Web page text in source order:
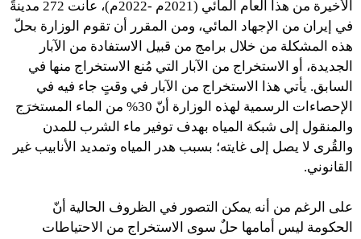
الأخيرة من هذا العام المائي (2021م -2022م)، عانت 272 مدينةً
في إيران من الإجهاد المائي، ومن المقرر أن تقوم الوزارة بحلّ
هذه المشكلة من خلال برامج من قبيل الاستفادة من الآبار
الجديدة، أو الاستخراج من الآبار التي مُنع الاستخراج منها في
السابق. يأتي هذا الاستخراج من الآبار في وقتٍ جاء فيه في
الإحصاءات الرسمية لهذه الوزارة أنّ 30% من الماء المستخرَج
والمنقول إلى شبكة المياه بهدف توفير ماء الشرب للمدن
والقُرى لا يصل إلى غايته؛ بسبب هدر المياه وتمديد الأنابيب غير
القانوني.
على الرغم من أنه يمكن التصور في الظروف الحالية أنّ
الحكومة ليس أمامها حلٌ سوى الاستخراج من الاحتياطات